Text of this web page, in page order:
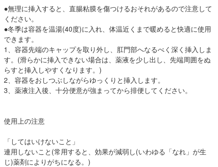
●無理に挿入すると、直腸粘膜を傷つけるおそれがあるので注意して
ください。
●冬季は容器を温湯(40度)に入れ、体温近くまで暖めると快適に使用
できます。
1、容器先端のキャップを取り外し、肛門部へなるべく深く挿入しま
す。(滑らかに挿入できない場合は、薬液を少し出し、先端周囲をぬ
らすと挿入しやすくなります。)
2、容器をおしつぶしながらゆっくりと挿入します。
3、薬液注入後、十分便意が強まってから排便してください。
使用上の注意
「してはいけないこと」
連用しないこと(常用すると、効果が減弱し(いわゆる「なれ」が生
じ)薬剤によりがちになる。)